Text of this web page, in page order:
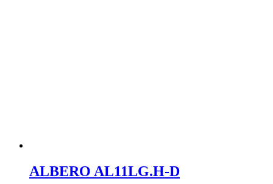
ALBERO AL11LG.H-D